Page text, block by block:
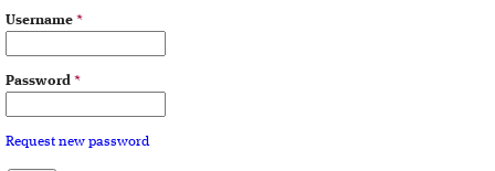
Username *
Password *
Request new password